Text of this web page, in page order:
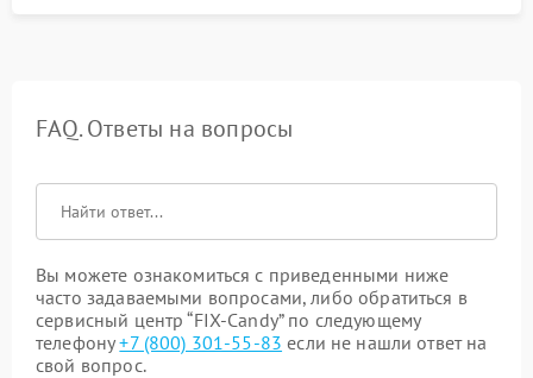
FAQ. Ответы на вопросы
Вы можете ознакомиться с приведенными ниже
часто задаваемыми вопросами, либо обратиться в
сервисный центр “FIX-Candy” по следующему
телефону+7 (800) 301-55-83 если не нашли ответ на
свой вопрос.